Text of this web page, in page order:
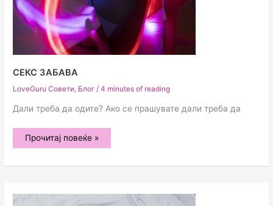
СЕКС ЗАБАВА
LoveGuru Совети, Блог /4 minutes of reading
Дали треба да одите? Ако се прашувате дали треба да
Секс
забава
Прочитај повеќе »